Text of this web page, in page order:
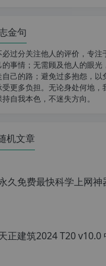
金句
必过分关注他人的评价，专注
的事情；无需顾及他人的眼光
自己的路；避免过多抱怨，以
受更多负担。无论身处何地，
持自我本色，不迷失方向。
机文章